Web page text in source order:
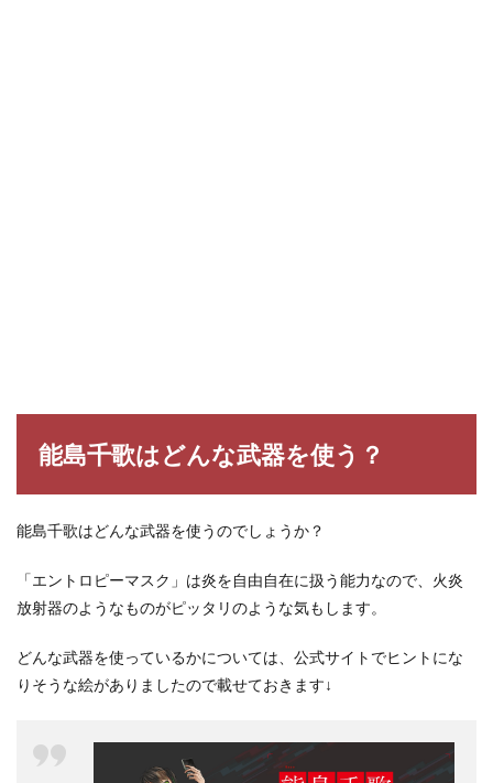
能島千歌はどんな武器を使う？
能島千歌はどんな武器を使うのでしょうか？
「エントロピーマスク」は炎を自由自在に扱う能力なので、火炎
放射器のようなものがピッタリのような気もします。
どんな武器を使っているかについては、公式サイトでヒントにな
りそうな絵がありましたので載せておきます↓